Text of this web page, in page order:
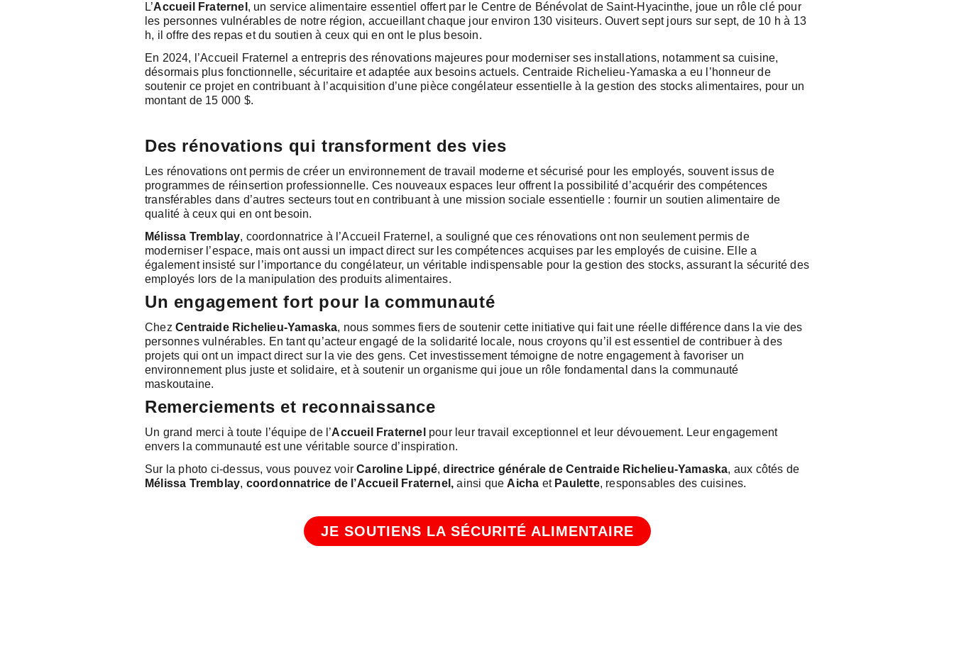
L’Accueil Fraternel , un service alimentaire essentiel offert par le Centre de Bénévolat de Saint-Hyacinthe, joue un rôle clé pour
les personnes vulnérables de notre région, accueillant chaque jour environ 130 visiteurs. Ouvert sept jours sur sept, de 10 h à 13
h, il offre des repas et du soutien à ceux qui en ont le plus besoin.
En 2024, l’Accueil Fraternel a entrepris des rénovations majeures pour moderniser ses installations, notamment sa cuisine,
désormais plus fonctionnelle, sécuritaire et adaptée aux besoins actuels. Centraide Richelieu-Yamaska a eu l’honneur de
soutenir ce projet en contribuant à l’acquisition d’une pièce congélateur essentielle à la gestion des stocks alimentaires, pour un
montant de 15 000 $.
Des rénovations qui transforment des vies
Les rénovations ont permis de créer un environnement de travail moderne et sécurisé pour les employés, souvent issus de
programmes de réinsertion professionnelle. Ces nouveaux espaces leur offrent la possibilité d’acquérir des compétences
transférables dans d’autres secteurs tout en contribuant à une mission sociale essentielle : fournir un soutien alimentaire de
qualité à ceux qui en ont besoin.
Mélissa Tremblay, coordonnatrice à l’Accueil Fraternel, a souligné que ces rénovations ont non seulement permis de
moderniser l’espace, mais ont aussi un impact direct sur les compétences acquises par les employés de cuisine. Elle a
également insisté sur l’importance du congélateur, un véritable indispensable pour la gestion des stocks, assurant la sécurité des
employés lors de la manipulation des produits alimentaires.
Un engagement fort pour la communauté
Chez Centraide Richelieu-Yamaska, nous sommes fiers de soutenir cette initiative qui fait une réelle différence dans la vie des
personnes vulnérables. En tant qu’acteur engagé de la solidarité locale, nous croyons qu’il est essentiel de contribuer à des
projets qui ont un impact direct sur la vie des gens. Cet investissement témoigne de notre engagement à favoriser un
environnement plus juste et solidaire, et à soutenir un organisme qui joue un rôle fondamental dans la communauté
maskoutaine.
Remerciements et reconnaissance
Un grand merci à toute l’équipe de l’Accueil Fraternel pour leur travail exceptionnel et leur dévouement. Leur engagement
envers la communauté est une véritable source d’inspiration.
Sur la photo ci-dessus, vous pouvez voirCaroline Lippé,directrice générale de Centraide Richelieu-Yamaska, aux côtés de
Mélissa Tremblay, coordonnatrice de l’Accueil Fraternel , ainsi queAicha et Paulette, responsables des cuisines.
JE SOUTIENS LA SÉCURITÉ ALIMENTAIRE